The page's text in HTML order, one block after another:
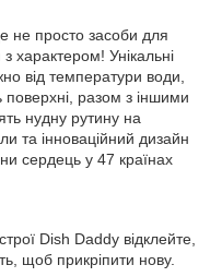
не просто засоби для
характером! Унікальні
від температури води,
поверхні, разом з іншими
нудну рутину на
та інноваційний дизайн
сердець у 47 країнах
Dish Daddy відклейте,
щоб прикріпити нову.